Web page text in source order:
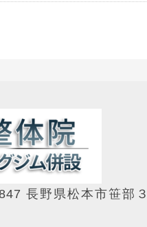
長野県松本市笹部